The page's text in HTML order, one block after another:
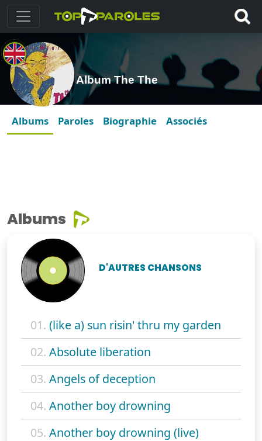
Album The The
Albums Paroles Biographie Associés
Albums
D'AUTRES CHANSONS
01. (like a) sun risin' thru my garden
02. Absolute liberation
03. Angels of deception
04. Another boy drowning
05. Another boy drowning (live)